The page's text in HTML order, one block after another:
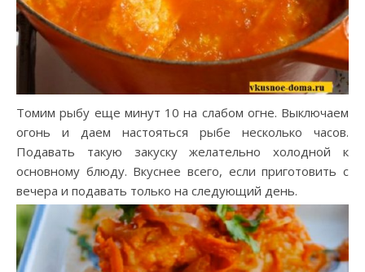
Томим рыбу еще минут 10 на слабом огне. Выключаем
огонь и даем настояться рыбе несколько часов.
Подавать такую закуску желательно холодной к
основному блюду. Вкуснее всего, если приготовить с
вечера и подавать только на следующий день.